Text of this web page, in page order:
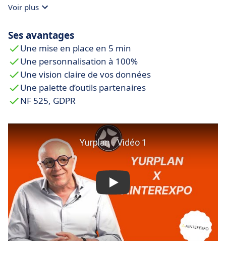
Voir plus
Ses avantages
Une mise en place en 5 min
Une personnalisation à 100%
Une vision claire de vos données
Une palette d’outils partenaires
NF 525, GDPR